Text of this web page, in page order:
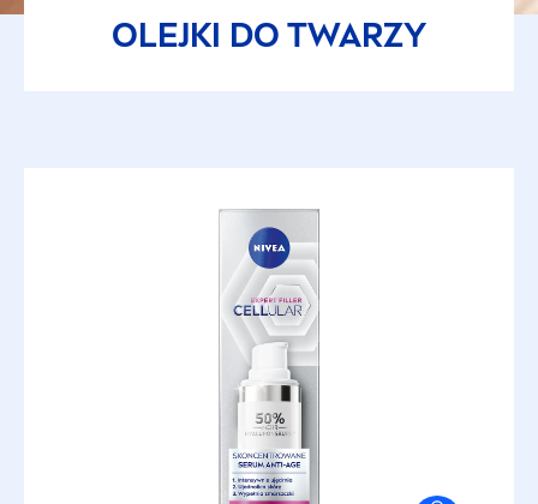
OLEJKI DO TWARZY